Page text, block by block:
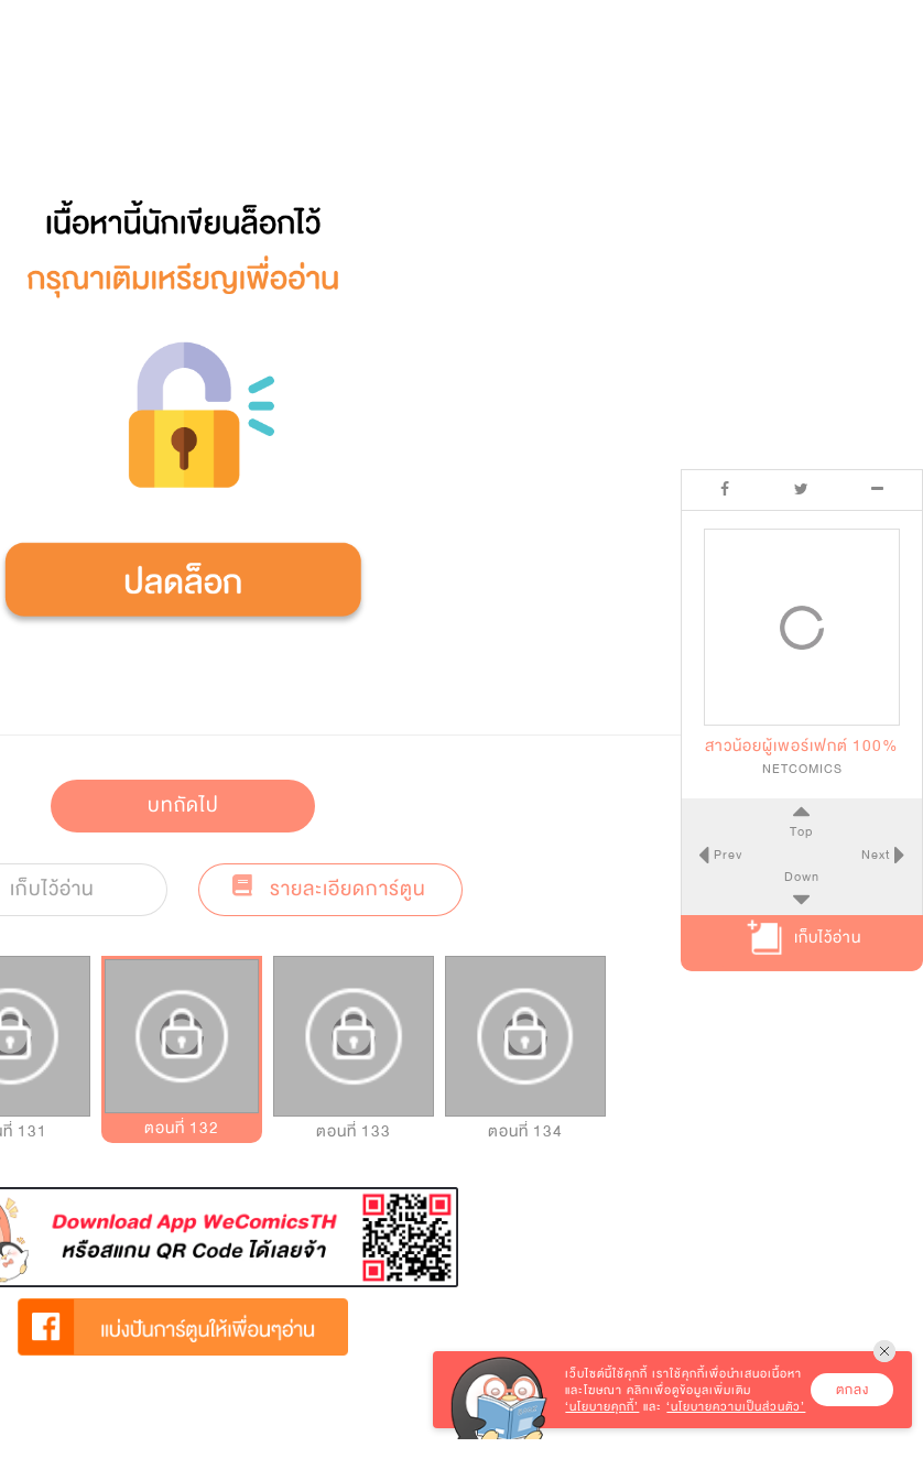
บทถัดไป
เก็บไว้อ่าน รายละเอียดการ์ตูน
131 ตอนที่ 132 ตอนที่ 133 ตอนที่ 134
สาวน้อยผู้เพอร์เฟกต์ 100%
NETCOMICS
Top
Prev
Next
Down
เก็บไว้อ่าน
เว็บไซต์นี้ใช้คุกกี้ เราใช้คุกกี้เพื่อนำเสนอเนื้อหา
และโฆษณา คลิกเพื่อดูข้อมูลเพิ่มเติม
‘นโยบายคุกกี้’ และ‘นโยบายความเป็นส่วนตัว’
ตกลง